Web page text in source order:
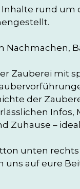
rund um
Zauberei mit
der
Zuhause –
unten
uns auf eure